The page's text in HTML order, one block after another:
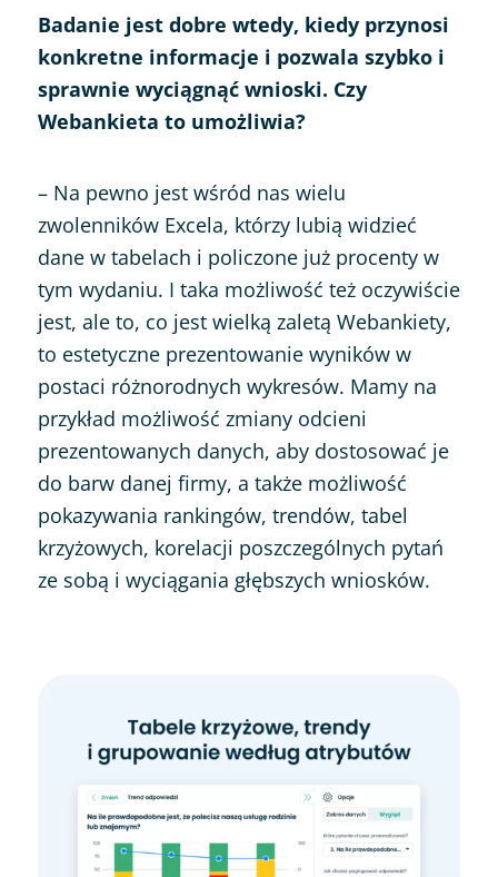
Badanie jest dobre wtedy, kiedy przynosi
konkretne informacje i pozwala szybko i
sprawnie wyciągnąć wnioski. Czy
Webankieta to umożliwia?
– Na pewno jest wśród nas wielu
zwolenników Excela, którzy lubią widzieć
dane w tabelach i policzone już procenty w
tym wydaniu. I taka możliwość też oczywiście
jest, ale to, co jest wielką zaletą Webankiety,
to estetyczne prezentowanie wyników w
postaci różnorodnych wykresów. Mamy na
przykład możliwość zmiany odcieni
prezentowanych danych, aby dostosować je
do barw danej firmy, a także możliwość
pokazywania rankingów, trendów, tabel
krzyżowych, korelacji poszczególnych pytań
ze sobą i wyciągania głębszych wniosków.